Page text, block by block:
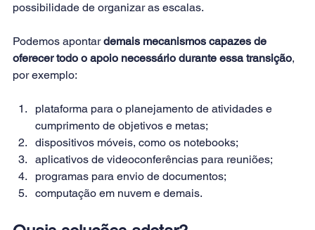
possibilidade de organizar as escalas.
Podemos apontar demais mecanismos capazes de
oferecer todo o apoio necessário durante essa transição,
por exemplo:
plataforma para o planejamento de atividades e
cumprimento de objetivos e metas;
dispositivos móveis, como os notebooks;
aplicativos de videoconferências para reuniões;
programas para envio de documentos;
computação em nuvem e demais.